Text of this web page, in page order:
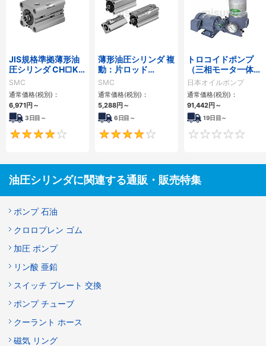
JIS規格準拠薄形油
圧シリンダ CH□KD
シリーズ
SMC
通常価格(税別)：
6,971円～
3日目～
4
薄形油圧シリンダ 複
動：片ロッド
CH□QBシリーズ
SMC
通常価格(税別)：
5,288円～
6日目～
4
トロコイドポンプ
（三相モータ一体
型） 2MY-Sフィル
ター
日本オイルポンプ
通常価格(税別)：
91,442円～
19日目～
油圧シリンダに関連する通販・販売特集
ポンプ 石油
クロロプレン ゴム
加圧 ポンプ
リン酸 亜鉛
スイッチ プレート 交換
ポンプ チューブ
クーラント ホース
磁気 リング